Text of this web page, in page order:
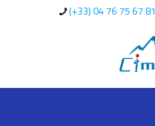
(+33) 04 76 75 67 81